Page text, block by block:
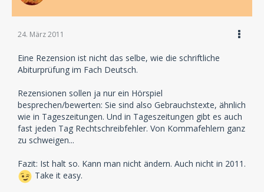
24. März 2011
Eine Rezension ist nicht das selbe, wie die schriftliche
Abiturprüfung im Fach Deutsch.
Rezensionen sollen ja nur ein Hörspiel
besprechen/bewerten: Sie sind also Gebrauchstexte, ähnlich
wie in Tageszeitungen. Und in Tageszeitungen gibt es auch
fast jeden Tag Rechtschreibfehler. Von Kommafehlern ganz
zu schweigen...
Fazit: Ist halt so. Kann man nicht ändern. Auch nicht in 2011.
Take it easy.